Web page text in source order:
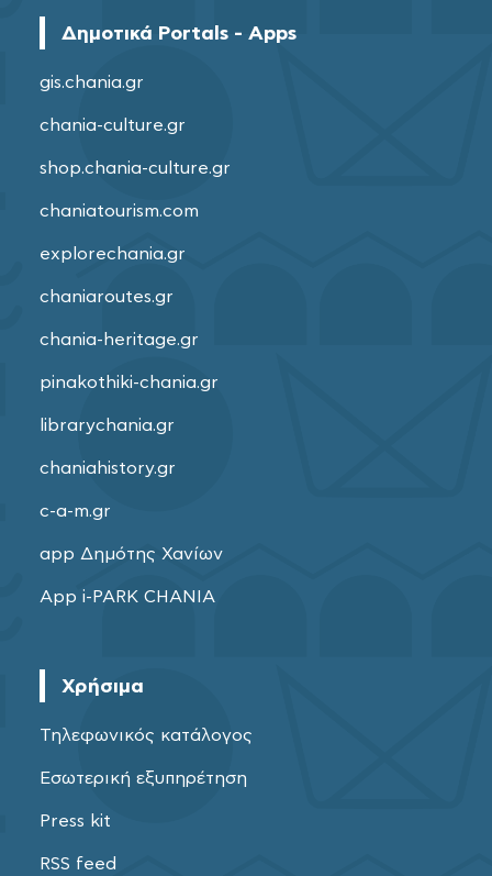
Δημοτικά Portals - Apps
gis.chania.gr
chania-culture.gr
shop.chania-culture.gr
chaniatourism.com
explorechania.gr
chaniaroutes.gr
chania-heritage.gr
pinakothiki-chania.gr
librarychania.gr
chaniahistory.gr
c-a-m.gr
app Δημότης Χανίων
App i-PARK CHANIA
Χρήσιμα
Τηλεφωνικός κατάλογος
Εσωτερική εξυπηρέτηση
Press kit
RSS feed